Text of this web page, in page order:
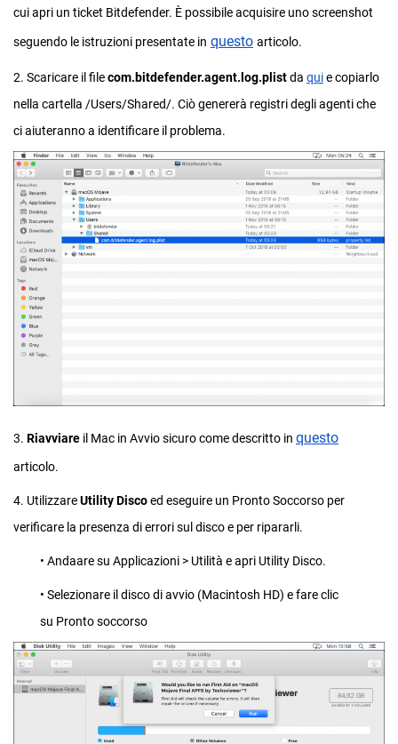
cui apri un ticket Bitdefender. È possibile acquisire uno screenshot
seguendo le istruzioni presentate in questo articolo.
2. Scaricare il filecom.bitdefender.agent.log.plistda quie copiarlo
nella cartella /Users/Shared/. Ciò genererà registri degli agenti che
ci aiuteranno a identificare il problema.
3. Riavviare il Mac in Avvio sicuro come descritto in questo
articolo.
4. UtilizzareUtility Discoed eseguire un Pronto Soccorso per
verificare la presenza di errori sul disco e per ripararli.
• Andaare su Applicazioni > Utilità e apri Utility Disco.
• Selezionare il disco di avvio (Macintosh HD) e fare clic
su Pronto soccorso